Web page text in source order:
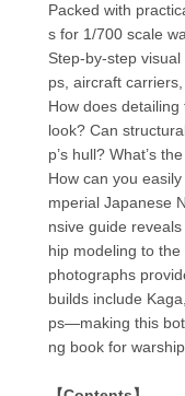
Packed with
s for 1/700 scale
Step-by-step
ps, aircraft
How does
look? Can
p’s hull? What’s
How can you
mperial Japanese
nsive guide
hip modeling to
photographs
builds include
ps—making this
ng book for